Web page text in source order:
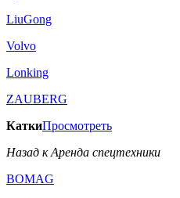
LiuGong
Volvo
Lonking
ZAUBERG
КаткиПросмотреть
Назад к Аренда спецтехники
BOMAG